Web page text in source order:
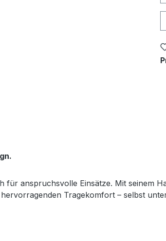
für anspruchsvolle Einsätze. Mit seinem
Tragekomfort – selbst